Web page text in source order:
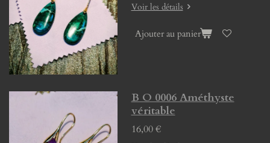
Voir les détails
Ajouter au panier
B O 0006 Améthyste
véritable
16,00 €